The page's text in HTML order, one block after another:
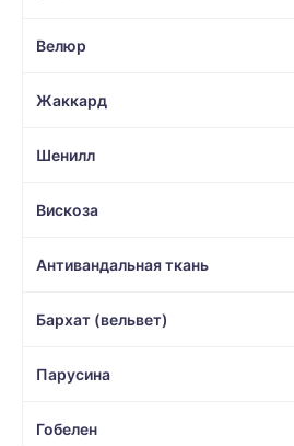
Велюр
Жаккард
Шенилл
Вискоза
Антивандальная ткань
Бархат (вельвет)
Парусина
Гобелен